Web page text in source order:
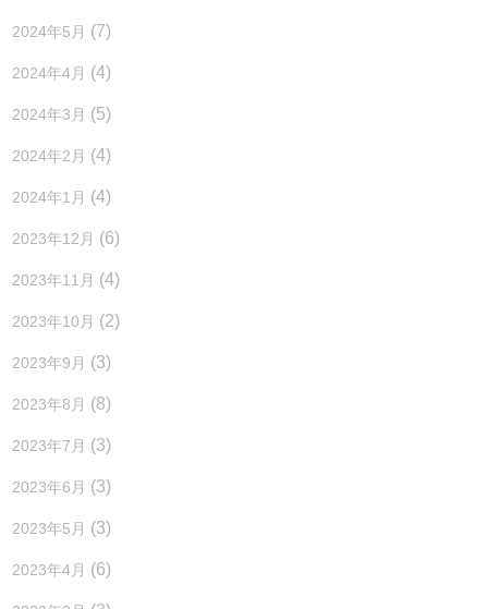
2024年5月 (7)
2024年4月 (4)
2024年3月 (5)
2024年2月 (4)
2024年1月 (4)
2023年12月 (6)
2023年11月 (4)
2023年10月 (2)
2023年9月 (3)
2023年8月 (8)
2023年7月 (3)
2023年6月 (3)
2023年5月 (3)
2023年4月 (6)